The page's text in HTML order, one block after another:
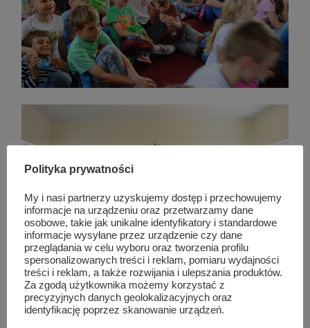
Polityka prywatności
My i nasi partnerzy uzyskujemy dostęp i przechowujemy
informacje na urządzeniu oraz przetwarzamy dane
osobowe, takie jak unikalne identyfikatory i standardowe
informacje wysyłane przez urządzenie czy dane
przeglądania w celu wyboru oraz tworzenia profilu
spersonalizowanych treści i reklam, pomiaru wydajności
treści i reklam, a także rozwijania i ulepszania produktów.
Za zgodą użytkownika możemy korzystać z
precyzyjnych danych geolokalizacyjnych oraz
identyfikację poprzez skanowanie urządzeń.